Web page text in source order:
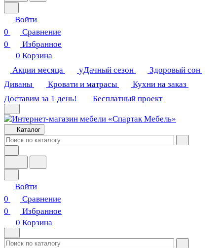
Войти
0
Сравнение
0
Избранное
0 Корзина
Акции месяца
уДачный сезон
Здоровый сон
Диваны
Кровати и матрасы
Кухни на заказ
Доставим за 1 день!
Бесплатный проект
Каталог
Войти
0
Сравнение
0
Избранное
0 Корзина